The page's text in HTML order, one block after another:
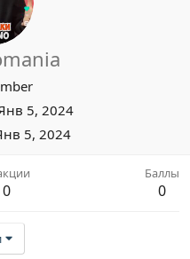
5, 2024
5, 2024
0
Баллы
0